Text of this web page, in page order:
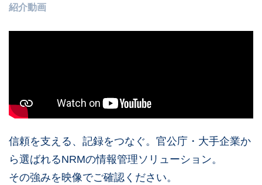
紹介動画
信頼を支える、記録をつなぐ。 官公庁・大手企業か
ら選ばれるNRMの情報管理ソリューション。
その強みを映像でご確認ください。